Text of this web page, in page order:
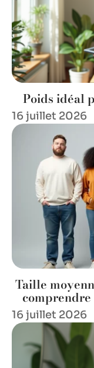
Poids idéal
16 juillet 2026
Taille
16 juillet 2026